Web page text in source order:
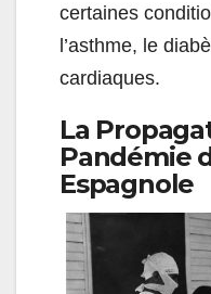
certaines
l’asthme, le
cardiaques.
La
Pandémie
Espagnole